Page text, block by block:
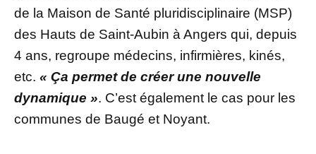
de la Maison de Santé pluridisciplinaire (MSP)
des Hauts de Saint-Aubin à Angers qui, depuis
4 ans, regroupe médecins, infirmières, kinés,
etc. « Ça permet de créer une nouvelle
dynamique ». C’est également le cas pour les
communes de Baugé et Noyant.